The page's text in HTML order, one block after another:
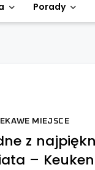
Porady
MIEJSCE
z
–